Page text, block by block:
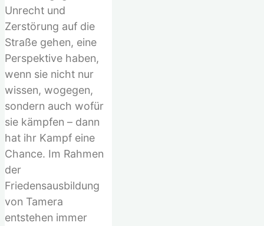
Unrecht und
Zerstörung auf die
Straße gehen, eine
Perspektive haben,
wenn sie nicht nur
wissen, wogegen,
sondern auch wofür
sie kämpfen – dann
hat ihr Kampf eine
Chance. Im Rahmen
der
Friedensausbildung
von Tamera
entstehen immer